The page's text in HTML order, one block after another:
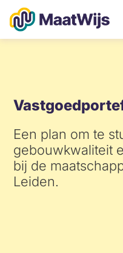
naar
deMaatwijs
Een plan om te
gebouwkwaliteit
bij de
Leiden.